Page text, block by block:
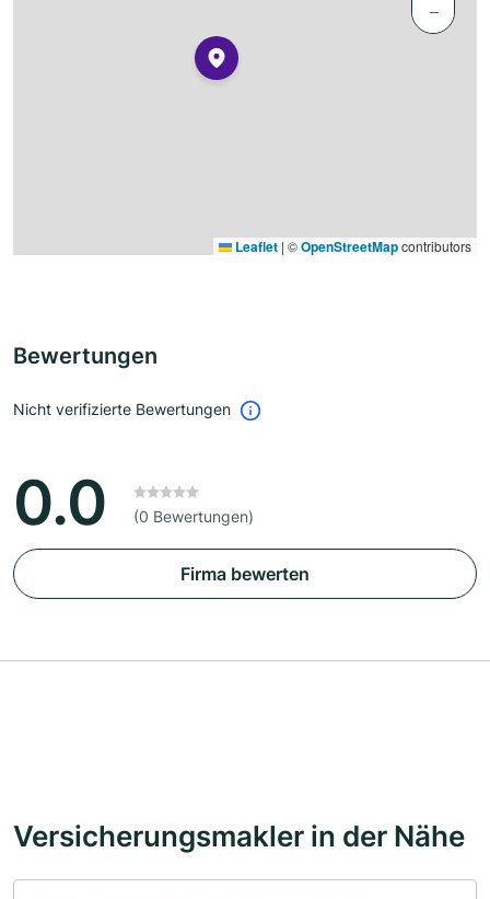
−
Leaflet | ©OpenStreetMapcontributors
Bewertungen
Nicht verifizierte Bewertungen
0.0 (0 Bewertungen)
Firma bewerten
Versicherungsmakler in der Nähe